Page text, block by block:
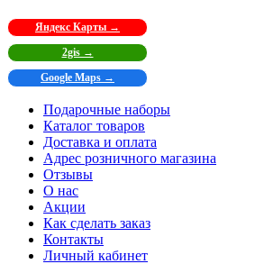
Яндекс Карты →
2gis →
Google Maps →
Подарочные наборы
Каталог товаров
Доставка и оплата
Адрес розничного магазина
Отзывы
О нас
Акции
Как сделать заказ
Контакты
Личный кабинет